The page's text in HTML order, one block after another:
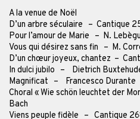
A la venue de Noël
D’un arbre séculaire – Cantique
Pour l’amour de Marie – N.
Vous qui désirez sans fin – M.
D’un chœur joyeux, chantez –
In dulci jubilo – Dietrich
Magnificat – Francesco Durante
Choral « Wie schön leuchtet der
Bach
Viens peuple fidèle – Cantique